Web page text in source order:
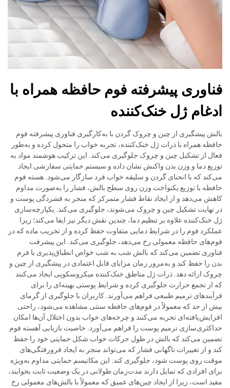
فناوری پیشرفته فوم حافظه همراه با
ادغام ژل خنک‌کننده
بالش پیشگیری از چین و چروک گردن با به‌کارگیری فناوری پیشرفته فوم
حافظه همراه با ذرات ژل خنک‌کننده، تجربه خواب را متحول کرده و به‌طور
فعال از تشکیل چین و چروک جلوگیری می‌کند. این ترکیب هوشمند مواد به
توزیع دما و وزن بدن واکنش نشان داده و سیستم حمایتی سفارشی ایجاد
می‌کند که با انحنای گردن و سلیقه خواب فرد سازگار می‌شود. هسته فوم
حافظه با توزیع یکنواخت وزن روی سطح بالش، فشار را به‌صورت مداوم
کاهش می‌دهد و از ایجاد نقاط فشار متمرکز که منجر به فشردگی پوست و
در نهایت تشکیل چین و چروک می‌شوند، جلوگیری می‌کند. یکپارچه‌سازی
ژل خنک‌کننده علاوه بر تنظیم دما، چندین نقش دیگر نیز ایفا می‌کند؛ زیرا
عملکرد فوم را در شرایط دمایی متفاوت حفظ کرده و از تخریب ماده که در
فوم‌های حافظه معمولی رخ می‌دهد، جلوگیری می‌کند. این پیشرفت
فناوری تضمین می‌کند که بالش شب به شب خواص انطباق‌پذیری با فرم
بدن را حفظ کند و به‌مرور زمان مزایای قابل اعتمادی در پیشگیری از چین و
چروک ارائه دهد. ذرات ژل مناطق خنک‌کننده میکروسکوپی ایجاد می‌کنند
که از تجمع حرارت جلوگیری کرده و شرایط پوستی بهینه‌ای را برای
فرآیندهای ترمیم طبیعی فراهم می‌آورند. کاربران با جلوگیری از گرمای
بیش از حد که معمولاً در فوم‌های حافظه سنتی مشاهده می‌شود، راحتی
افزایش‌یافته‌ای تجربه می‌کنند و چرخه‌های خواب بدون اختلال آن‌ها امکان
حداکثری‌سازی ترمیم پوست را فراهم می‌آورد. خاصیت بازیابی آهسته فوم
تضمین می‌کند که بالش در طول حرکات خواب شکل حمایتی خود را حفظ
کند و از تغییرات ناگهانی فشار که می‌تواند منجر به ایجاد فرورفتگی‌های
موقت روی پوست شود، جلوگیری کند. این مکانیسم حمایتی مداوم به‌ویژه
برای افرادی که تمایل دارند مدت‌زمان طولانی در یک وضعیت ثابت بخوابند،
مفید است، زیرا از ایجاد چین‌های عمیق که معمولاً با بالش‌های معمولی رخ